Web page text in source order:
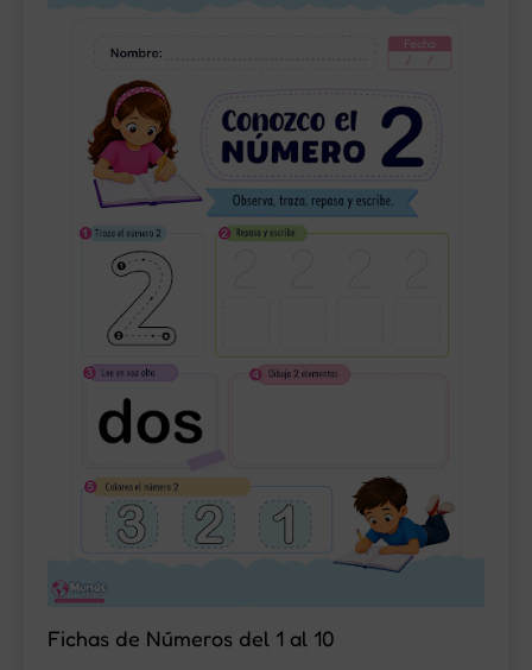
Fichas de Números del 1 al 10